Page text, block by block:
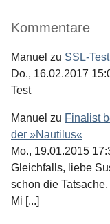
Kommentare
Manuel zu SSL-
Do., 16.02.2017
Test
Manuel zu Finalist
der »Nautilus«
Mo., 19.01.2015
Gleichfalls, liebe
schon die
Mi [...]